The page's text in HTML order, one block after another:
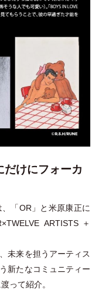
けにフォーカ
「OR 」
と米原康正に
ARTISTS＋
未来を担うアーティス
新たなコミュニティー
って紹介。